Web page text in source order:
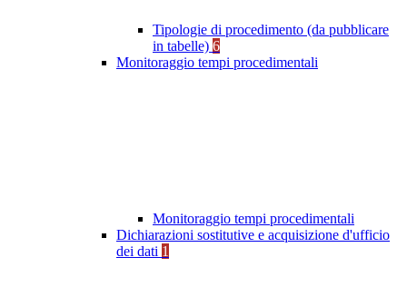
Tipologie di procedimento (da pubblicare
in tabelle) 6
Monitoraggio tempi procedimentali
Monitoraggio tempi procedimentali
Dichiarazioni sostitutive e acquisizione d'ufficio
dei dati 1